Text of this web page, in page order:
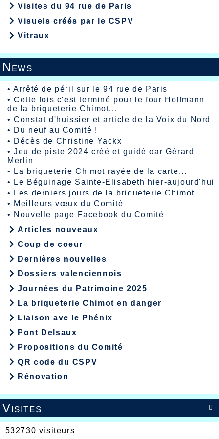
Visites du 94 rue de Paris
Visuels créés par le CSPV
Vitraux
News
•Arrêté de péril sur le 94 rue de Paris
•Cette fois c'est terminé pour le four Hoffmann
de la briqueterie Chimot...
•Constat d'huissier et article de la Voix du Nord
• Du neuf au Comité !
• Décès de Christine Yackx
•Jeu de piste 2024 créé et guidé oar Gérard
Merlin
•
La briqueterie Chimot rayée de la carte...
•
Le Béguinage Sainte-Elisabeth hier-aujourd'hui
•
Les derniers jours de la briqueterie Chimot
• Meilleurs vœux du Comité
• Nouvelle page Facebook du Comité
Articles nouveaux
Coup de coeur
Dernières nouvelles
Dossiers valenciennois
Journées du Patrimoine 2025
La briqueterie Chimot en danger
Liaison ave le Phénix
Pont Delsaux
Propositions du Comité
QR code du CSPV
Rénovation

Visites
532730 visiteurs